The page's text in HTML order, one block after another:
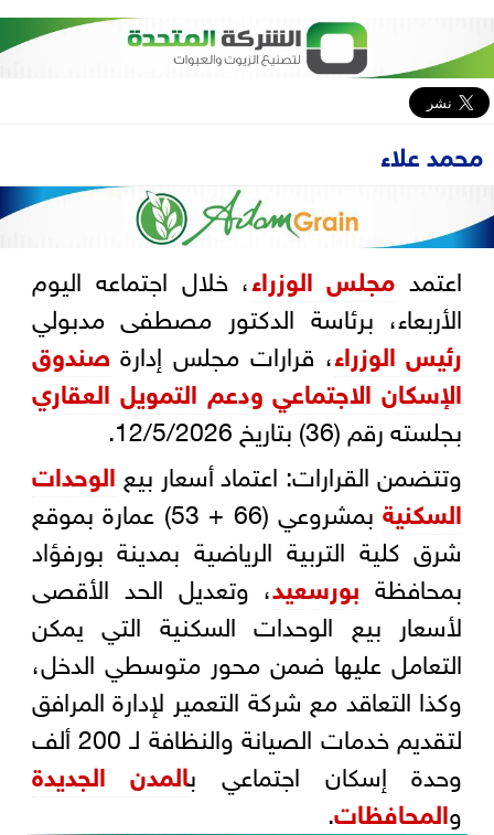
محمد علاء
اعتمد مجلس الوزراء، خلال اجتماعه اليوم
الأربعاء، برئاسة الدكتور مصطفى مدبولي
رئيس الوزراء، قرارات مجلس إدارة صندوق
الإسكان الاجتماعي ودعم التمويل العقاري
بجلسته رقم (36) بتاريخ 12/5/2026.
وتتضمن القرارات: اعتماد أسعار بيع الوحدات
السكنية
بمشروعي (66 + 53) عمارة بموقع
شرق كلية التربية الرياضية بمدينة بورفؤاد
بمحافظة بورسعيد، وتعديل الحد الأقصى
لأسعار بيع الوحدات السكنية التي يمكن
التعامل عليها ضمن محور متوسطي الدخل،
وكذا التعاقد مع شركة التعمير لإدارة المرافق
لتقديم خدمات الصيانة والنظافة لـ 200 ألف
وحدة إسكان اجتماعي بالمدن الجديدة
والمحافظات.